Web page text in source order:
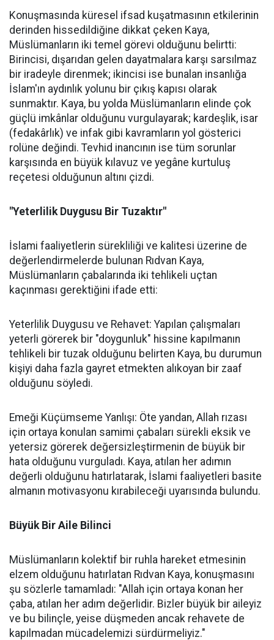
Konuşmasında küresel ifsad kuşatmasının etkilerinin
derinden hissedildiğine dikkat çeken Kaya,
Müslümanların iki temel görevi olduğunu belirtti:
Birincisi, dışarıdan gelen dayatmalara karşı sarsılmaz
bir iradeyle direnmek; ikincisi ise bunalan insanlığa
İslam'ın aydınlık yolunu bir çıkış kapısı olarak
sunmaktır. Kaya, bu yolda Müslümanların elinde çok
güçlü imkânlar olduğunu vurgulayarak; kardeşlik, isar
(fedakârlık) ve infak gibi kavramların yol gösterici
rolüne değindi. Tevhid inancının ise tüm sorunlar
karşısında en büyük kılavuz ve yegâne kurtuluş
reçetesi olduğunun altını çizdi.
"Yeterlilik Duygusu Bir Tuzaktır"
İslami faaliyetlerin sürekliliği ve kalitesi üzerine de
değerlendirmelerde bulunan Rıdvan Kaya,
Müslümanların çabalarında iki tehlikeli uçtan
kaçınması gerektiğini ifade etti:
Yeterlilik Duygusu ve Rehavet: Yapılan çalışmaları
yeterli görerek bir "doygunluk" hissine kapılmanın
tehlikeli bir tuzak olduğunu belirten Kaya, bu durumun
kişiyi daha fazla gayret etmekten alıkoyan bir zaaf
olduğunu söyledi.
Emeği Küçümseme Yanlışı: Öte yandan, Allah rızası
için ortaya konulan samimi çabaları sürekli eksik ve
yetersiz görerek değersizleştirmenin de büyük bir
hata olduğunu vurguladı. Kaya, atılan her adımın
değerli olduğunu hatırlatarak, İslami faaliyetleri basite
almanın motivasyonu kırabileceği uyarısında bulundu.
Büyük Bir Aile Bilinci
Müslümanların kolektif bir ruhla hareket etmesinin
elzem olduğunu hatırlatan Rıdvan Kaya, konuşmasını
şu sözlerle tamamladı: "Allah için ortaya konan her
çaba, atılan her adım değerlidir. Bizler büyük bir aileyiz
ve bu bilinçle, yeise düşmeden ancak rehavete de
kapılmadan mücadelemizi sürdürmeliyiz."